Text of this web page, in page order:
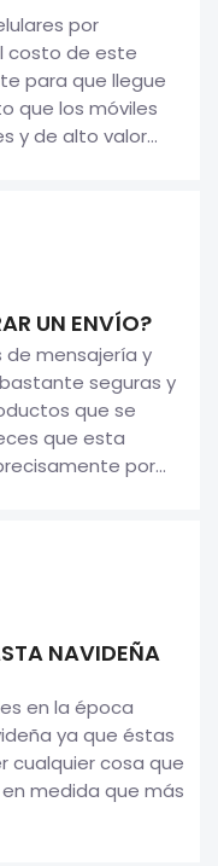
por
costo de este
para que llegue
que los móviles
y de alto valor...
UN ENVÍO?
de mensajería y
seguras y
que se
que esta
por...
NAVIDEÑA
en la época
ya que éstas
cosa que
medida que más